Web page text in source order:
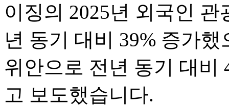
이징의 2025년 외국인
년 동기 대비 39% 증가
위안으로 전년 동기 대비
고 보도했습니다.